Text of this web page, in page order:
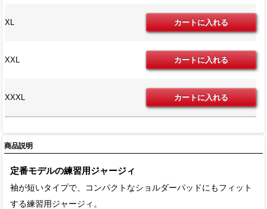
XL
XXL
XXXL
商品説明
定番モデルの練習用ジャージィ
袖が短いタイプで、コンパクトなショルダーパッドにもフィット
する練習用ジャージィ。